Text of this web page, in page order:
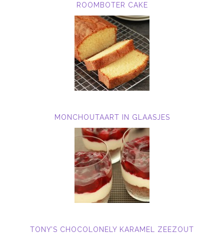
ROOMBOTER CAKE
MONCHOUTAART IN GLAASJES
TONY’S CHOCOLONELY KARAMEL ZEEZOUT